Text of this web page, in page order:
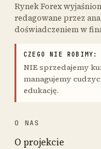
Rynek Forex
redagowane przez
doświadczeniem w
CZEGO NIE ROBIMY:
NIE sprzedajemy
managujemy
edukację.
O NAS
O projekcie